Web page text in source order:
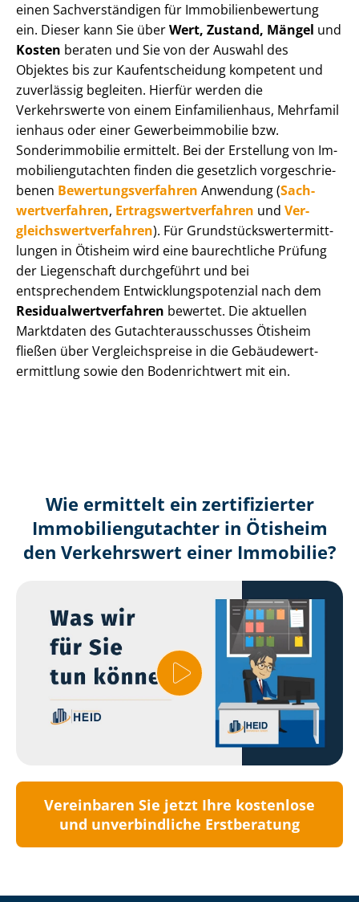
einen Sach­ver­stän­di­gen für Im­mo­bi­li­en­be­wer­tung
ein. Dieser kann Sie überWert, Zustand, Mängel und
Kosten beraten und Sie von der Auswahl des
Objektes bis zur Kauf­ent­schei­dung kompetent und
zuverlässig begleiten. Hierfür werden die
Verkehrswerte von einem Einfamilienhaus, Mehr­fa­mi­l
i­en­haus oder einer Ge­wer­be­im­mo­bi­lie bzw.
Sonderimmobilie ermittelt. Bei der Erstellung von Im­
mo­bi­li­en­gut­ach­ten finden die gesetzlich vor­ge­schrie­
be­nen Be­wer­tungs­ver­fah­ren Anwendung (Sach­
wert­ver­fah­ren, Er­trags­wert­ver­fah­ren und Ver­
gleichs­wert­ver­fah­ren). Für Grund­stücks­wert­ermitt­
lun­gen in Ötisheim wird eine baurechtliche Prüfung
der Liegenschaft durchgeführt und bei
entsprechendem Ent­wick­lungs­po­ten­zi­al nach dem
Re­si­du­al­wert­ver­fah­ren bewertet. Die aktuellen
Marktdaten des Gut­ach­ter­aus­schus­ses Ötisheim
fließen über Ver­gleichs­prei­se in die Ge­bäu­de­wert­
ermitt­lung sowie den Bodenrichtwert mit ein.
Wie ermittelt ein zertifizierter
Immobilien­gutachter in Ötisheim
den Verkehrswert einer Immobilie?
Vereinbaren Sie jetzt Ihre kostenlose
und unverbindliche Erstberatung